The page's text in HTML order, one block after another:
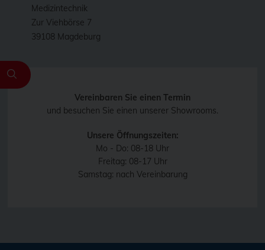
Medizintechnik
Zur Viehbörse 7
39108 Magdeburg
Vereinbaren Sie einen Termin
und besuchen Sie einen unserer Showrooms.
Unsere Öffnungszeiten:
Mo - Do: 08-18 Uhr
Freitag: 08-17 Uhr
Samstag: nach Vereinbarung